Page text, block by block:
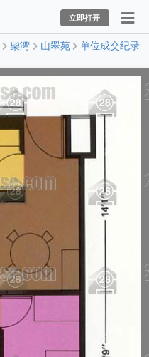
立即打开
柴湾 山翠苑
单位成交纪录